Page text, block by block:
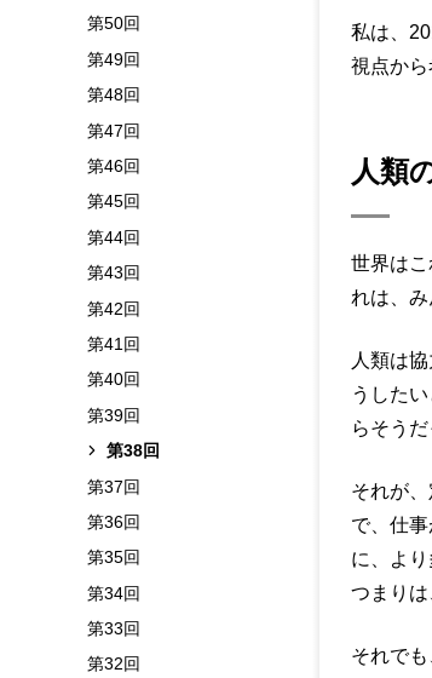
私は、
視点から
人類
世界は
れは、
人類は
うした
らそうだ
それが
で、仕
に、よ
つまりは
それで
第50回
第49回
第48回
第47回
第46回
第45回
第44回
第43回
第42回
第41回
第40回
第39回
第38回
第37回
第36回
第35回
第34回
第33回
第32回